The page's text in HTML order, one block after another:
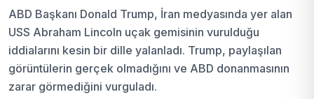
ABD Başkanı Donald Trump, İran medyasında yer alan
USS Abraham Lincoln uçak gemisinin vurulduğu
iddialarını kesin bir dille yalanladı. Trump, paylaşılan
görüntülerin gerçek olmadığını ve ABD donanmasının
zarar görmediğini vurguladı.